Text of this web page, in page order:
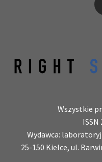
Wszystkie
ISSN
Wydawca:
25-150 Kielce, ul.